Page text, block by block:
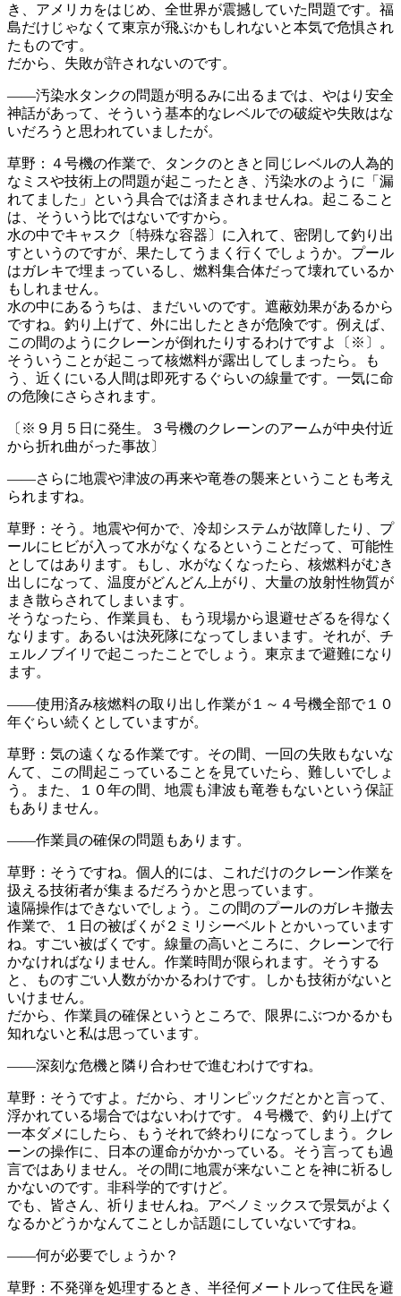
き、アメリカをはじめ、全世界が震撼していた問題です。福
島だけじゃなくて東京が飛ぶかもしれないと本気で危惧され
たものです。
だから、失敗が許されないのです。
――汚染水タンクの問題が明るみに出るまでは、やはり安全
神話があって、そういう基本的なレベルでの破綻や失敗はな
いだろうと思われていましたが。
草野：４号機の作業で、タンクのときと同じレベルの人為的
なミスや技術上の問題が起こったとき、汚染水のように
「漏
れてました」という具合では済まされませんね。起こ ること
は、そういう比ではないですから。
水の中でキャスク〔特殊な容器〕に入れて、密閉して釣 り出
すというのですが、果たしてうまく行くでしょうか。 プール
はガレキで埋まっているし、燃料集合体だって壊れているか
もしれません。
水の中にあるうちは、まだいいのです。遮蔽効果があるから
ですね。釣り上げて、外に出したときが危険です。例 えば、
この間のようにクレーンが倒れたりするわけですよ
〔※〕。
そういうことが起こって核燃料が露出してしまったら。も
う、近くにいる人間は即死するぐらいの線量です。一気に命
の危険にさらされます。
〔※９月５日に発生。３号機のクレーンのアームが中央付近
から折れ曲がった事故〕
――さらに地震や津波の再来や竜巻の襲来ということも考え
られますね。
草野：そう。地震や何かで、冷却システムが故障したり、 プ
ールにヒビが入って水がなくなるということだって、可能性
としてはあります。もし、水がなくなったら、核燃料がむき
出しになって、温度がどんどん上がり、大量の放射性物質が
まき散らされてしまいます。
そうなったら、作業員も、もう現場から退避せざるを得なく
なります。あるいは決死隊になってしまいます。それが、チ
ェルノブイリで起こったことでしょう。東京まで避難になり
ます。
――使用済み核燃料の取り出し作業が１～４号機全部で１ ０
年ぐらい続くとしていますが。
草野：気の遠くなる作業です。その間、一回の失敗もないな
んて、この間起こっていることを見ていたら、難しいでしょ
う。また、１０年の間、地震も津波も竜巻もないとい う保証
もありません。
――作業員の確保の問題もあります。
草野：そうですね。個人的には、これだけのクレーン作業を
扱える技術者が集まるだろうかと思っています。
遠隔操作はできないでしょう。この間のプールのガレキ撤去
作業で、１日の被ばくが２ミリシーベルトとかいっています
ね。すごい被ばくです。線量の高いところに、クレーンで行
かなければなりません。作業時間が限られます。 そうする
と、ものすごい人数がかかるわけです。しかも技術がないと
いけません。
だから、作業員の確保というところで、限界にぶつかるかも
知れないと私は思っています。
――深刻な危機と隣り合わせで進むわけですね。
草野：そうですよ。だから、オリンピックだとかと言って
浮かれている場合ではないわけです。４号機で、釣り上げて
一本ダメにしたら、もうそれで終わりになってしまう 。クレ
ーンの操作に、日本の運命がかかっている。そう言っても過
言ではありません。その間に地震が来ないことを神に祈るし
かないのです。非科学的ですけど。
でも、皆さん、祈りませんね。アベノミックスで景気がよく
なるかどうかなんてことしか話題にしていないですね。
――何が必要でしょうか？
草野：不発弾を処理するとき、半径何メートルって住民を避